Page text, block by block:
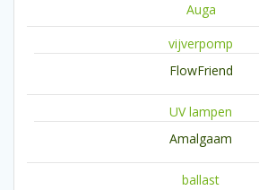
Auga
vijverpomp
FlowFriend
UV lampen
Amalgaam
ballast